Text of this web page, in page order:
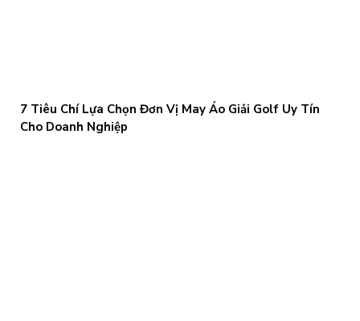
7 Tiêu Chí Lựa Chọn Đơn Vị May Áo Giải Golf Uy Tín
Cho Doanh Nghiệp